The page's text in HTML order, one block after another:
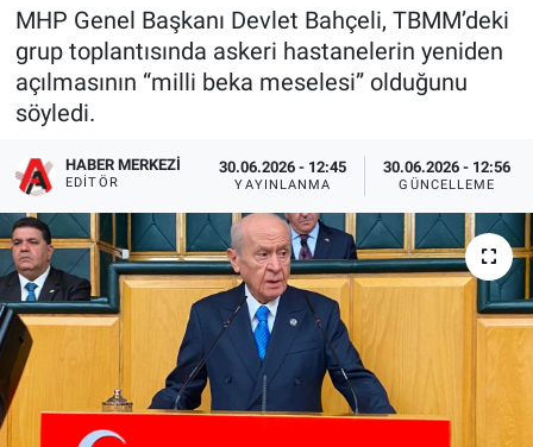
MHP Genel Başkanı Devlet Bahçeli, TBMM’deki
grup toplantısında askeri hastanelerin yeniden
açılmasının “milli beka meselesi” olduğunu
söyledi.
HABER MERKEZI
EDITÖR
30.06.2026 - 12:45
YAYINLANMA
30.06.2026 - 12:56
GÜNCELLEME